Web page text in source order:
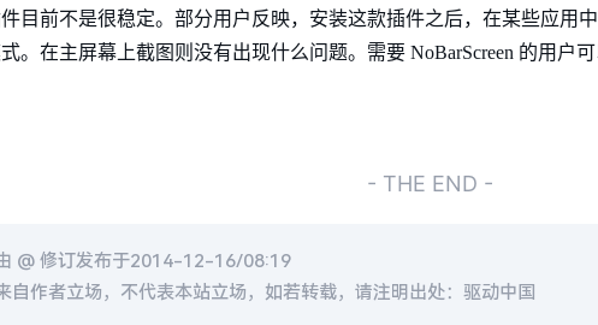
目前不是很稳定。部分用户反映，安装这款插件之后，在某些应用
。在主屏幕上截图则没有出现什么问题。需要 NoBarScreen 的用户
- THE END -
@修订发布于2014-12-16/08:19
自作者立场，不代表本站立场，如若转载，请注明出处：驱动中国